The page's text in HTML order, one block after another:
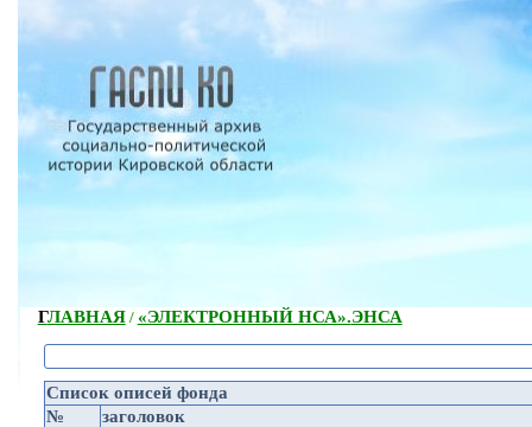
ГЛАВНАЯ/ «ЭЛЕКТРОННЫЙ НСА».ЭНСА
Список описей фонда
№
заголовок